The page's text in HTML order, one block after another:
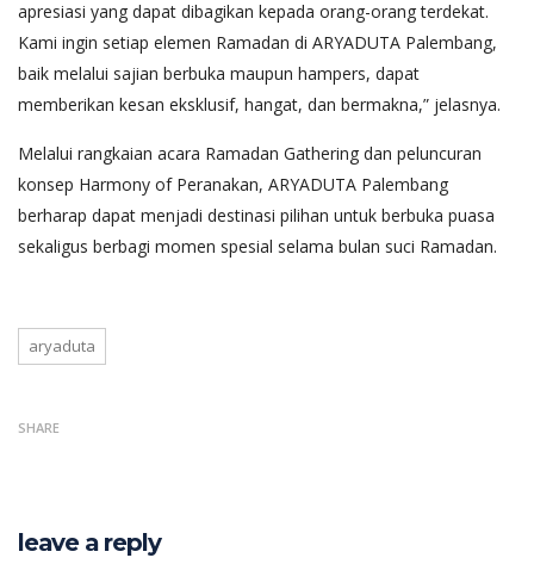
apresiasi yang dapat dibagikan kepada orang-orang terdekat.
Kami ingin setiap elemen Ramadan di ARYADUTA Palembang,
baik melalui sajian berbuka maupun hampers, dapat
memberikan kesan eksklusif, hangat, dan bermakna,” jelasnya.
Melalui rangkaian acara Ramadan Gathering dan peluncuran
konsep Harmony of Peranakan, ARYADUTA Palembang
berharap dapat menjadi destinasi pilihan untuk berbuka puasa
sekaligus berbagi momen spesial selama bulan suci Ramadan.
aryaduta
SHARE
leave a reply